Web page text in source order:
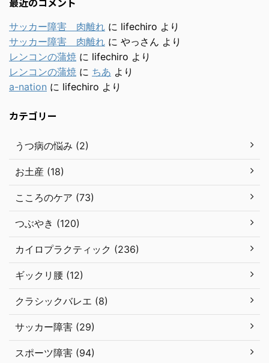
サッカー障害 肉離れ に lifechiro より
サッカー障害 肉離れ に やっさん より
レンコンの蒲焼 に lifechiro より
レンコンの蒲焼 に ちあ より
a-nation に lifechiro より
カテゴリー
うつ病の悩み (2)
お土産 (18)
こころのケア (73)
つぶやき (120)
カイロプラクティック (236)
ギックリ腰 (12)
クラシックバレエ (8)
サッカー障害 (29)
スポーツ障害 (94)